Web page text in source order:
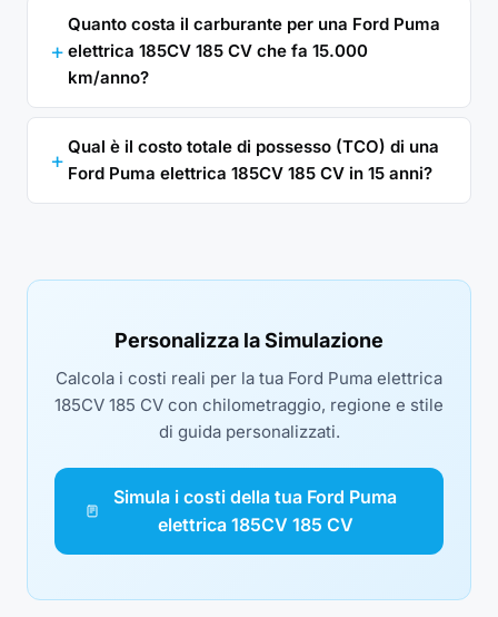
Quanto costa il carburante per una Ford Puma
elettrica 185CV 185 CV che fa 15.000
km/anno?
Qual è il costo totale di possesso (TCO) di una
Ford Puma elettrica 185CV 185 CV in 15 anni?
Personalizza la Simulazione
Calcola i costi reali per la tua Ford Puma elettrica
185CV 185 CV con chilometraggio, regione e stile
di guida personalizzati.
Simula i costi della tua Ford Puma
elettrica 185CV 185 CV